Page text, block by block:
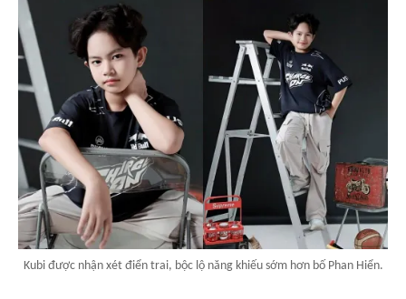
Kubi được nhận xét điển trai, bộc lộ năng khiếu sớm hơn bố Phan Hiển.